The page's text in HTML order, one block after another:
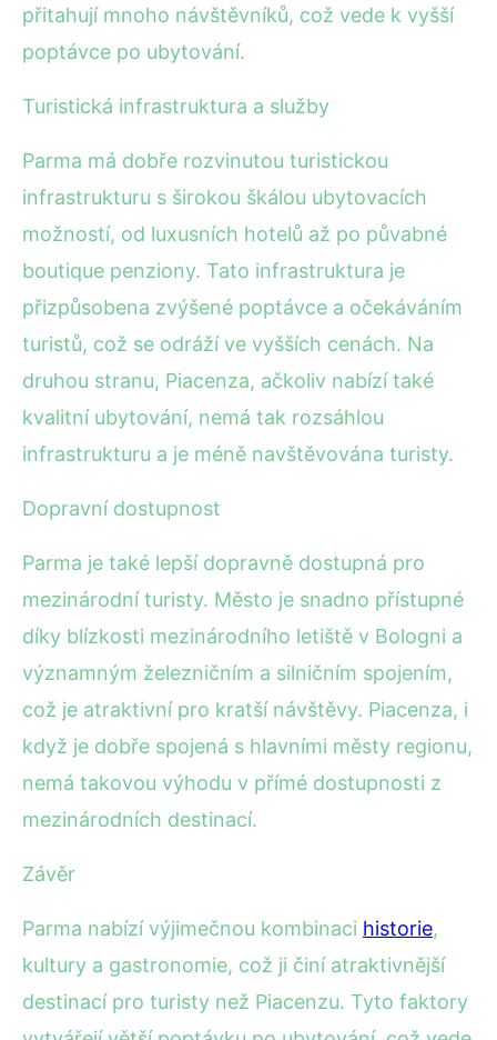
přitahují mnoho návštěvníků, což vede k vyšší
poptávce po ubytování.
Turistická infrastruktura a služby
Parma má dobře rozvinutou turistickou
infrastrukturu s širokou škálou ubytovacích
možností, od luxusních hotelů až po půvabné
boutique penziony. Tato infrastruktura je
přizpůsobena zvýšené poptávce a očekáváním
turistů, což se odráží ve vyšších cenách. Na
druhou stranu, Piacenza, ačkoliv nabízí také
kvalitní ubytování, nemá tak rozsáhlou
infrastrukturu a je méně navštěvována turisty.
Dopravní dostupnost
Parma je také lepší dopravně dostupná pro
mezinárodní turisty. Město je snadno přístupné
díky blízkosti mezinárodního letiště v Bologni a
významným železničním a silničním spojením,
což je atraktivní pro kratší návštěvy. Piacenza, i
když je dobře spojená s hlavními městy regionu,
nemá takovou výhodu v přímé dostupnosti z
mezinárodních destinací.
Závěr
Parma nabízí výjimečnou kombinaci historie,
kultury a gastronomie, což ji činí atraktivnější
destinací pro turisty než Piacenzu. Tyto faktory